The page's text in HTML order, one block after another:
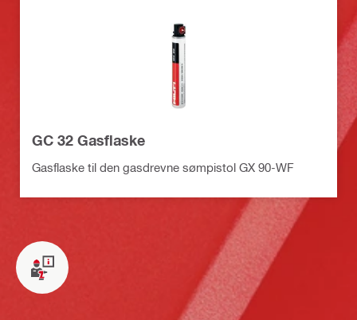
GC 32 Gasflaske
Gasflaske til den gasdrevne sømpistol GX 90-WF